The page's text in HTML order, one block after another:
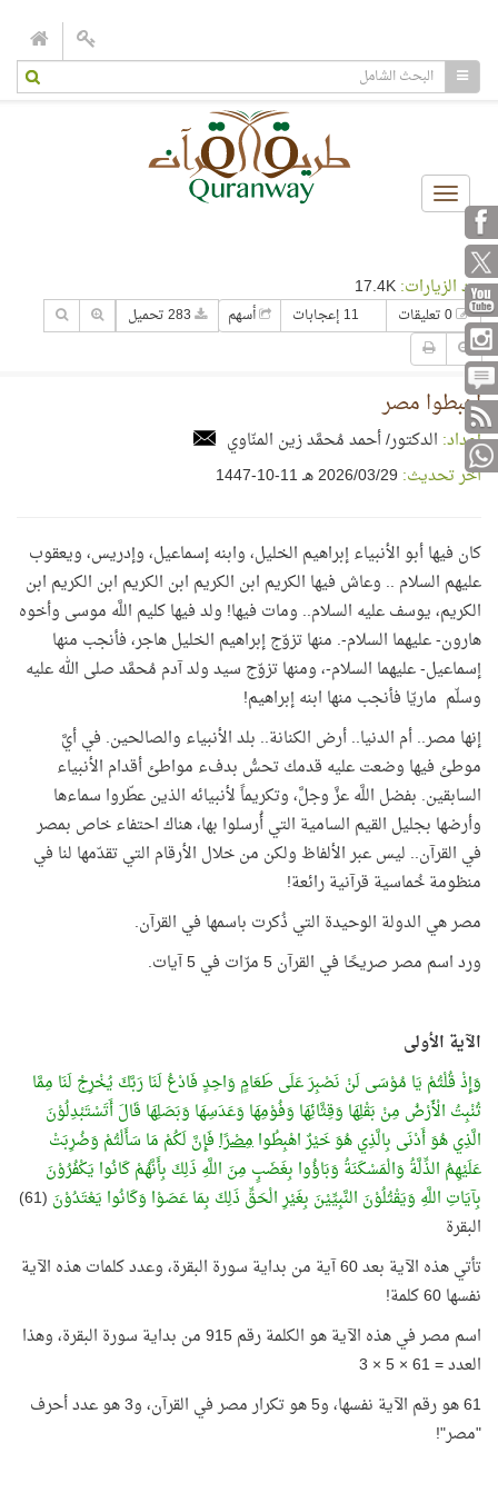
Toggle
navigation
عدد الزيارات:
11 إعجابات أسهم
اهبطوا مصر
إعداد: الدكتور/ أحمد مُحمَّد زين المنّاوي
آخر تحديث: 29‏/03‏/2026 هـ 11-10-1447
كان فيها أبو الأنبياء إبراهيم الخليل، وابنه إسماعيل، وإدريس، ويعقوب
عليهم
.. وعاش فيها الكريم ابن الكريم ابن الكريم ابن الكريم ابن
الكريم، يوسف عليه السلام.. ومات فيها! ولد فيها كليم اللَّه موسى وأخوه
هارون- عليهما السلام-. منها تزوّج إبراهيم الخليل هاجر، فأنجب منها
إسماعيل- عليهما السلام-، ومنها تزوّج سيد ولد آدم مُحمَّدصلى الله عليه
وسلّم ماريّا فأنجب منها ابنه إبراهيم!
إنها مصر.. أم الدنيا.. أرض الكنانة.. بلد الأنبياء والصالحين. في أيَّ
موطئ فيها وضعت عليه قدمك تحسُّ بدفء مواطئ أقدام الأنبياء
السابقين. بفضل اللَّه عزَّ وجلَّ، وتكريماً لأنبيائه الذين عطّروا سماءها
وأرضها بجليل القيم السامية التي أُرسلوا بها، هناك احتفاء خاص بمصر
في القرآن.. ليس عبر الألفاظ ولكن من خلال الأرقام التي تقدّمها لنا في
منظومة خُماسية قرآنية رائعة!
مصر هي الدولة الوحيدة التي ذُكرت باسمها في القرآن.
ورد اسم مصر صريحًا في القرآن 5 مرّات في 5 آيات.
الآية الأولى
وَإِذْ قُلْتُمْ يَا مُوْسَى لَنْ نَصْبِرَ عَلَى طَعَامٍ وَاحِدٍ فَادْعُ لَنَا رَبَّكَ يُخْرِجْ لَنَا مِمَّا
تُنْبِتُ الْأَرْضُ مِنْ بَقْلِهَا وَقِثَّائِهَا وَفُوْمِهَا وَعَدَسِهَا وَبَصَلِهَا قَالَ أَتَسْتَبْدِلُوْنَ
الَّذِي هُوَ أَدْنَى بِالَّذِي هُوَ خَيْرٌ اهْبِطُوامِصْرًافَإِنَّ لَكُمْ مَا سَأَلْتُمْ وَضُرِبَتْ
عَلَيْهِمُ الذِّلَّةُ وَالْمَسْكَنَةُ وَبَاؤُوا بِغَضَبٍ مِنَ اللَّهِ ذَلِكَ بِأَنَّهُمْ كَانُوا يَكْفُرُوْنَ
بِآيَاتِ اللَّهِ وَيَقْتُلُوْنَ النَّبِيِّيْنَ بِغَيْرِ الْحَقِّ ذَلِكَ بِمَا عَصَوْا وَكَانُوا يَعْتَدُوْنَ
(61)
البقرة
تأتي هذه الآية بعد 60 آية من بداية سورة البقرة، وعدد كلمات هذه الآية
نفسها 60 كلمة!
اسم مصر في هذه الآية هو الكلمة رقم 915 من بداية سورة البقرة، وهذا
العدد = 61 × 5 × 3
61 هو رقم الآية نفسها، و5 هو تكرار مصر في القرآن، و3 هو عدد أحرف
"مصر"!